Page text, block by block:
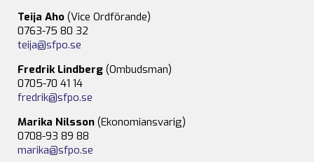
Teija Aho (Vice Ordförande)
0763-75 80 32
teija@sfpo.se
Fredrik Lindberg (Ombudsman)
0705-70 41 14
fredrik@sfpo.se
Marika Nilsson (Ekonomiansvarig)
0708-93 89 88
marika@sfpo.se